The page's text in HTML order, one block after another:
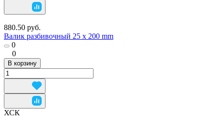
880.50 руб.
Валик разбивочный 25 х 200 mm
0
0
В корзину
ХСК